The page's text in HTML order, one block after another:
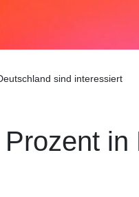
sind interessiert
in